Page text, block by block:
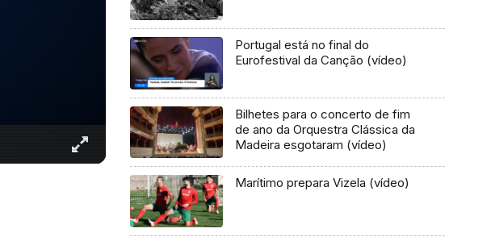
Portugal está no final do
Eurofestival da Canção (vídeo)
Bilhetes para o concerto de fim
de ano da Orquestra Clássica da
Madeira esgotaram (vídeo)
Marítimo prepara Vizela (vídeo)